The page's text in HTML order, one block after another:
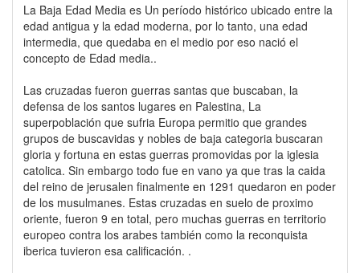
La Baja Edad Media es Un período histórico ubicado entre la
edad antigua y la edad moderna, por lo tanto, una edad
intermedia, que quedaba en el medio por eso nació el
concepto de Edad media..
Las cruzadas fueron guerras santas que buscaban, la
defensa de los santos lugares en Palestina, La
superpoblación que sufria Europa permitio que grandes
grupos de buscavidas y nobles de baja categoria buscaran
gloria y fortuna en estas guerras promovidas por la iglesia
catolica. Sin embargo todo fue en vano ya que tras la caida
del reino de jerusalen finalmente en 1291 quedaron en poder
de los musulmanes. Estas cruzadas en suelo de proximo
oriente, fueron 9 en total, pero muchas guerras en territorio
europeo contra los arabes también como la reconquista
iberica tuvieron esa calificación. .